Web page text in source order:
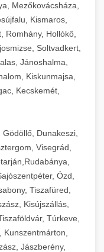
Mezőkovácsháza,
Kismaros,
Romhány, Hollókő,
Soltvadkert,
Jánoshalma,
Kiskunmajsa,
Kecskemét,
Dunakeszi,
Visegrád,
Ózd,
Tiszafüred,
Kisújszállás,
Túrkeve,
Jászberény,